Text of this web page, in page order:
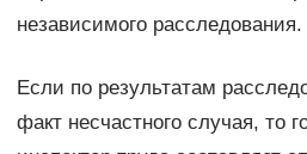
независимого расследования.
Если по результатам
факт несчастного случая, то